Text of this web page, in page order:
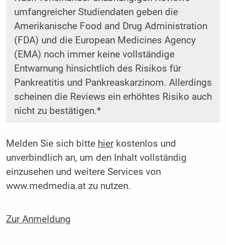
umfangreicher Studiendaten geben die
Amerikanische Food and Drug Administration
(FDA) und die European Medicines Agency
(EMA) noch immer keine vollständige
Entwarnung hinsichtlich des Risikos für
Pankreatitis und Pankreaskarzinom. Allerdings
scheinen die Reviews ein erhöhtes Risiko auch
nicht zu bestätigen.*
Melden Sie sich bitte hierkostenlos und
unverbindlich an, um den Inhalt vollständig
einzusehen und weitere Services von
www.medmedia.at zu nutzen.
Zur Anmeldung